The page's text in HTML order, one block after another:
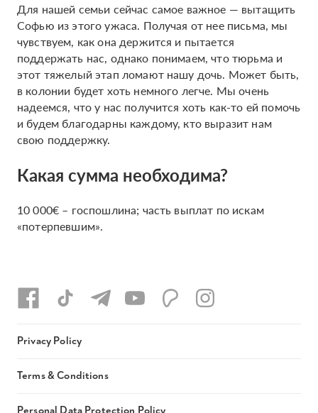
Для нашей семьи сейчас самое важное — вытащить
Софью из этого ужаса. Получая от нее письма, мы
чувствуем, как она держится и пытается
поддержать нас, однако понимаем, что тюрьма и
этот тяжелый этап ломают нашу дочь. Может быть,
в колонии будет хоть немного легче. Мы очень
надеемся, что у нас получится хоть как-то ей помочь
и будем благодарны каждому, кто выразит нам
свою поддержку.
Какая сумма необходима?
10 000€ – госпошлина; часть выплат по искам
«потерпевшим».
Privacy Policy
Terms & Conditions